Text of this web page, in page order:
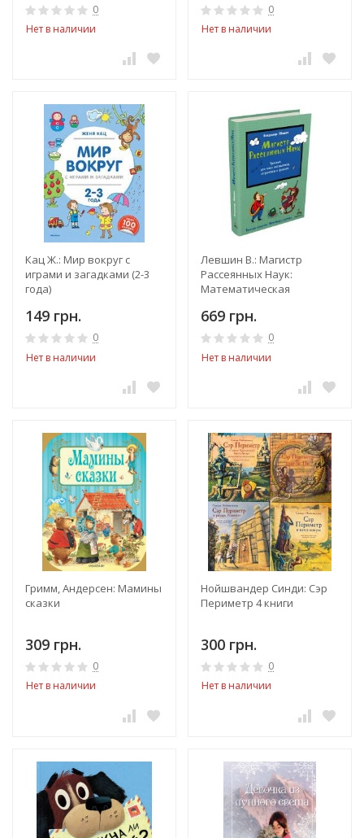
0
Нет в наличии
0
Нет в наличии
Кац Ж.: Мир вокруг с
играми и загадками (2-3
года)
149 грн.
0
Нет в наличии
Левшин В.: Магистр
Рассеянных Наук:
Математическая
669 грн.
0
Нет в наличии
Гримм, Андерсен: Мамины
сказки
309 грн.
0
Нет в наличии
Нойшвандер Синди: Сэр
Периметр 4 книги
300 грн.
0
Нет в наличии